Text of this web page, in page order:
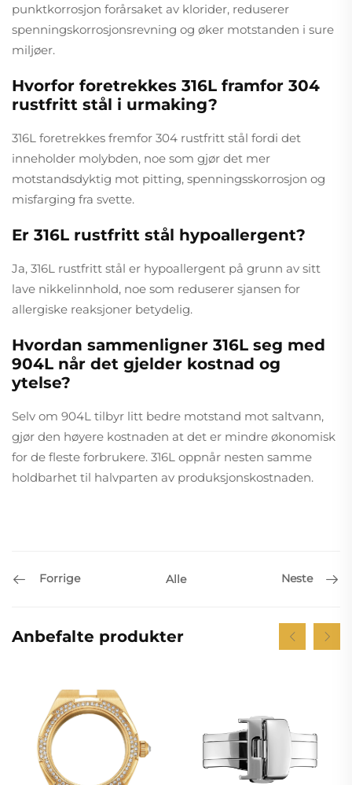
punktkorrosjon forårsaket av klorider, reduserer
spenningskorrosjonsrevning og øker motstanden i sure
miljøer.
Hvorfor foretrekkes 316L framfor 304
rustfritt stål i urmaking?
316L foretrekkes fremfor 304 rustfritt stål fordi det
inneholder molybden, noe som gjør det mer
motstandsdyktig mot pitting, spenningsskorrosjon og
misfarging fra svette.
Er 316L rustfritt stål hypoallergent?
Ja, 316L rustfritt stål er hypoallergent på grunn av sitt
lave nikkelinnhold, noe som reduserer sjansen for
allergiske reaksjoner betydelig.
Hvordan sammenligner 316L seg med
904L når det gjelder kostnad og
ytelse?
Selv om 904L tilbyr litt bedre motstand mot saltvann,
gjør den høyere kostnaden at det er mindre økonomisk
for de fleste forbrukere. 316L oppnår nesten samme
holdbarhet til halvparten av produksjonskostnaden.
Forrige Alle Neste
Anbefalte produkter